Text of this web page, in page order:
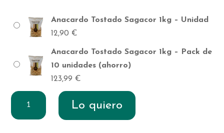
Anacardo Tostado Sagacor 1kg – Unidad
12,90€
Anacardo Tostado Sagacor 1kg – Pack de
10 unidades (ahorro)
123,99€
Anacardo
Tostado
Lo quiero